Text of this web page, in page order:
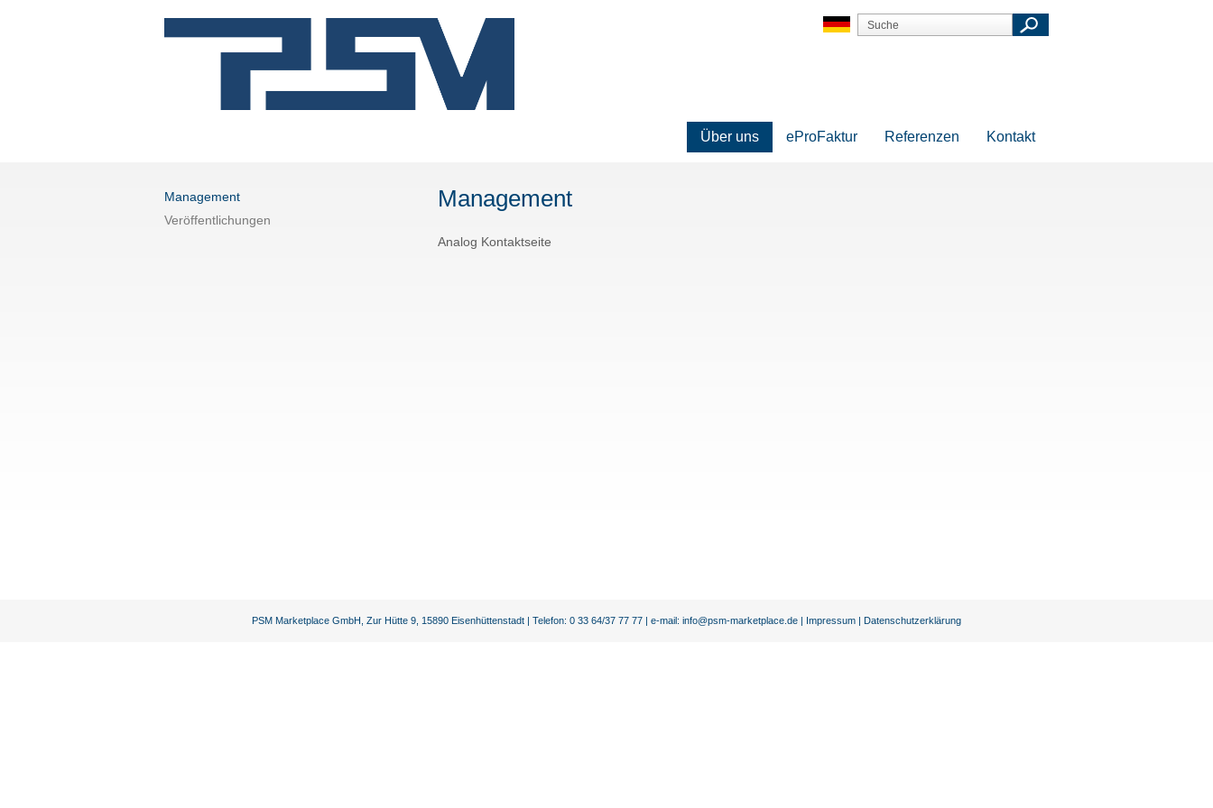
Über uns eProFaktur Referenzen Kontakt
Management
Veröffentlichungen
Management
Analog Kontaktseite
PSM Marketplace GmbH, Zur Hütte 9, 15890 Eisenhüttenstadt | Telefon: 0 33 64/37 77 77 | e-mail: info@psm-marketplace.de | Impressum | Datenschutzerklärung